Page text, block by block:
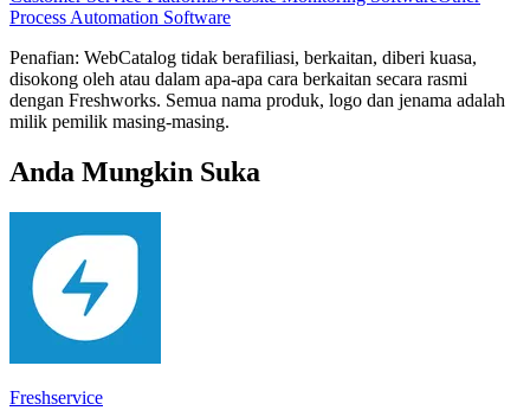
Process Automation Software
Penafian: WebCatalog tidak berafiliasi, berkaitan, diberi kuasa,
disokong oleh atau dalam apa-apa cara berkaitan secara rasmi
dengan Freshworks. Semua nama produk, logo dan jenama adalah
milik pemilik masing-masing.
Anda Mungkin Suka
Freshservice